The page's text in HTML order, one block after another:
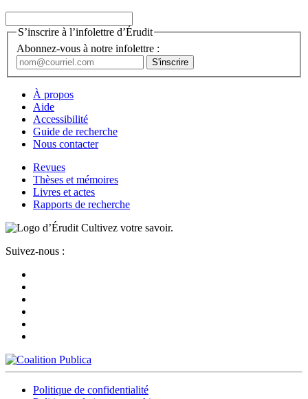
S’inscrire à l’infolettre d’Érudit
Abonnez-vous à notre infolettre :
À propos
Aide
Accessibilité
Guide de recherche
Nous contacter
Revues
Thèses et mémoires
Livres et actes
Rapports de recherche
Cultivez votre savoir.
Suivez-nous :
Politique de confidentialité